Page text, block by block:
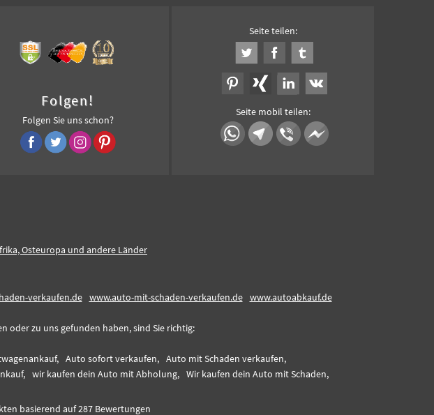
Folgen!
Folgen Sie uns schon?
Seite teilen:
Seite mobil teilen:
Osteuropa und andere Länder
verkaufen.de www.auto-mit-schaden-verkaufen.de www.autoabkauf.de
oder zu uns gefunden haben, sind Sie richtig:
Auto sofort verkaufen, Auto mit Schaden verkaufen,
wir kaufen dein Auto mit Abholung, Wir kaufen dein Auto mit Schaden,
basierend auf287 Bewertungen